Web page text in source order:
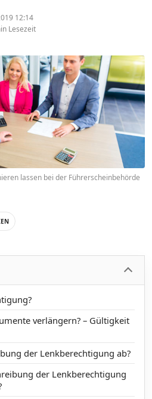
12:14
Lesezeit
lassen bei der Führerscheinbehörde
verlängern? – Gültigkeit
der Lenkberechtigung ab?
der Lenkberechtigung